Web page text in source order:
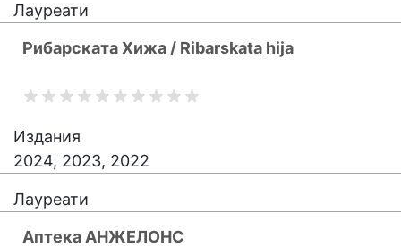
Лауреати
Рибарската Хижа / Ribarskata hija
Издания
2024, 2023, 2022
Лауреати
Аптека АНЖЕЛОНС